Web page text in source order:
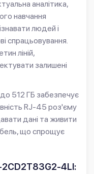
аналітика,
навчання
людей і
спрацьовування.
ліній,
залишені
512 ГБ забезпечує
RJ-45 роз'єму
дані та живити
що спрощує
2CD2T83G2-4LI: